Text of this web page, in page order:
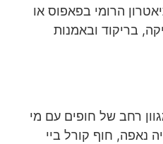
הרומי בפאפוס או
בריקוד ובאמנות
רחב של חופים עם מי
נאפה, חוף קורל ביי